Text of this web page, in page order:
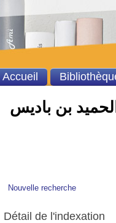
بن باديس
Nouvelle recherche
Détail de l'indexation
Accueil